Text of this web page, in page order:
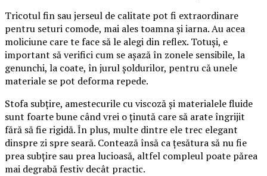
Tricotul fin sau jerseul de calitate pot fi extraordinare
pentru seturi comode, mai ales toamna și iarna. Au acea
moliciune care te face să le alegi din reflex. Totuși, e
important să verifici cum se așază în zonele sensibile, la
genunchi, la coate, în jurul șoldurilor, pentru că unele
materiale se pot deforma repede.
Stofa subțire, amestecurile cu viscoză și materialele fluide
sunt foarte bune când vrei o ținută care să arate îngrijit
fără să fie rigidă. În plus, multe dintre ele trec elegant
dinspre zi spre seară. Contează însă ca țesătura să nu fie
prea subțire sau prea lucioasă, altfel compleul poate părea
mai degrabă festiv decât practic.